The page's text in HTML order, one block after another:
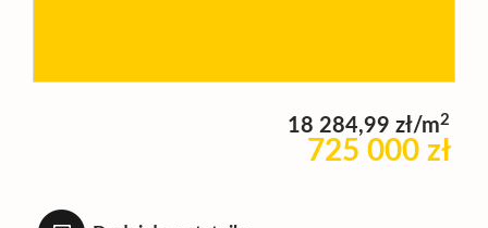
18 284,99 zł/m2
725 000 zł